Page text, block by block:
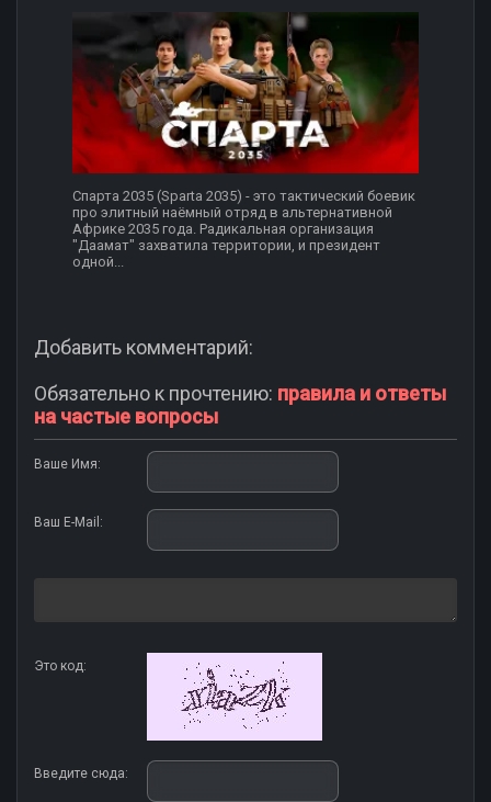
Спарта 2035 (Sparta 2035) - это тактический боевик
про элитный наёмный отряд в альтернативной
Африке 2035 года. Радикальная организация
"Даамат" захватила территории, и президент
одной...
Добавить комментарий:
Обязательно к прочтению: правила и ответы
на частые вопросы
Ваше Имя:
Ваш E-Mail:
Это код:
Введите сюда: